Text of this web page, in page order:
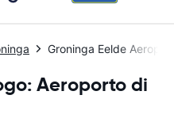
Groninga Eelde
Aeroporto di